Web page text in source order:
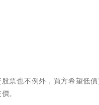
票也不例外，買方希望低價
。